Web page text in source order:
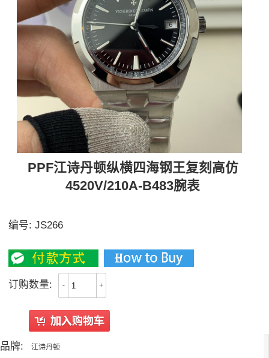
PPF江诗丹顿纵横四海钢王复刻高仿
4520V/210A-B483腕表
编号:JS266
订购数量: - +
品牌: 江诗丹顿